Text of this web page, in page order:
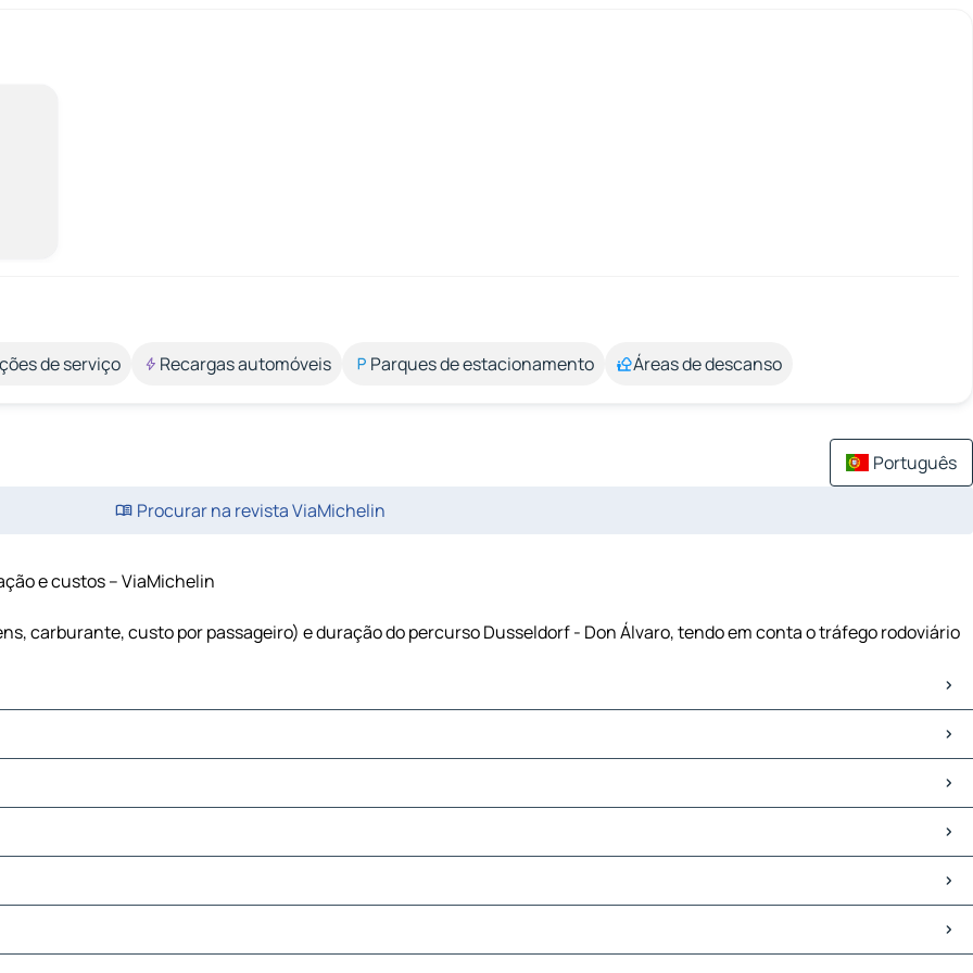
de serviço Recargas automóveis Parques de estacionamento Áreas de descanso
Português
Procurar na revista ViaMichelin
e custos – ViaMichelin
carburante, custo por passageiro) e duração do percurso Dusseldorf - Don Álvaro, tendo em conta o tráfego rodoviário